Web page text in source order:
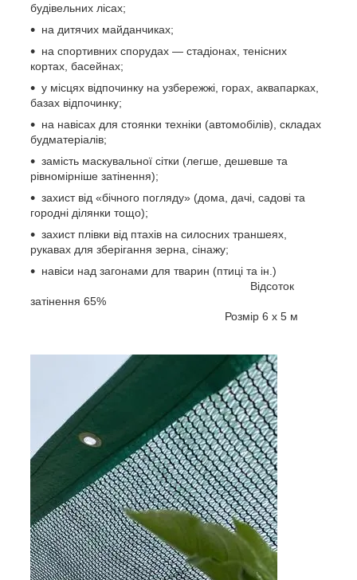
будівельних лісах;
на дитячих майданчиках;
на спортивних спорудах — стадіонах, тенісних
кортах, басейнах;
у місцях відпочинку на узбережжі, горах, аквапарках,
базах відпочинку;
на навісах для стоянки техніки (автомобілів), складах
будматеріалів;
замість маскувальної сітки (легше, дешевше та
рівномірніше затінення);
захист від «бічного погляду» (дома, дачі, садові та
городні ділянки тощо);
захист плівки від птахів на силосних траншеях,
рукавах для зберігання зерна, сінажу;
навіси над загонами для тварин (птиці та ін.)
Відсоток
затінення 65%
Розмір 6 х 5 м